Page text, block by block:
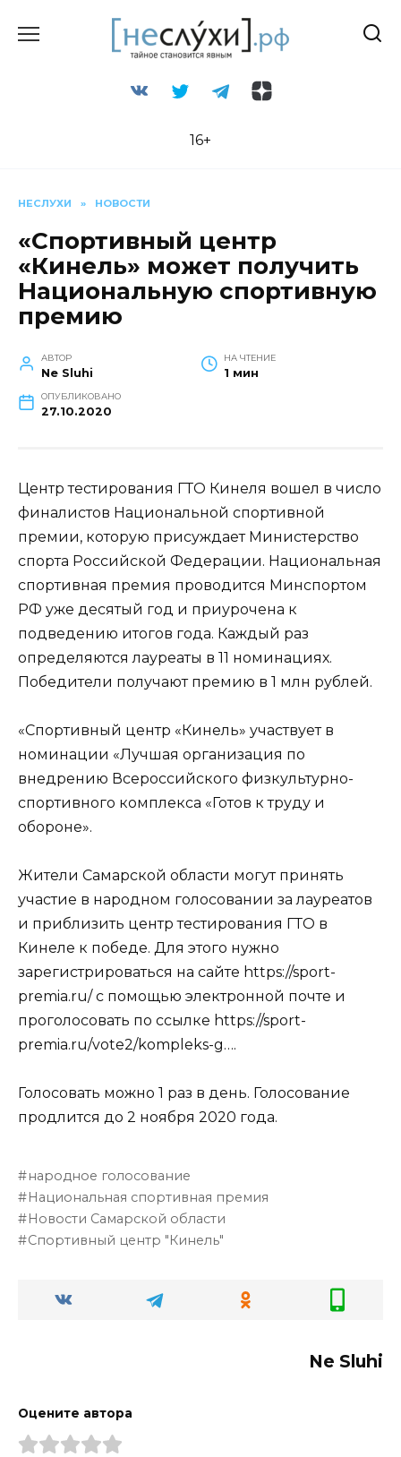
16+
НЕСЛУХИ » НОВОСТИ
«Спортивный центр
«Кинель» может получить
Национальную спортивную
премию
АВТОР
Ne Sluhi
НА ЧТЕНИЕ
1 мин
ОПУБЛИКОВАНО
27.10.2020
Центр тестирования ГТО Кинеля вошел в число
финалистов Национальной спортивной
премии, которую присуждает Министерство
спорта Российской Федерации. Национальная
спортивная премия проводится Минспортом
РФ уже десятый год и приурочена к
подведению итогов года. Каждый раз
определяются лауреаты в 11 номинациях.
Победители получают премию в 1 млн рублей.
«Спортивный центр «Кинель» участвует в
номинации «Лучшая организация по
внедрению Всероссийского физкультурно-
спортивного комплекса «Готов к труду и
обороне».
Жители Самарской области могут принять
участие в народном голосовании за лауреатов
и приблизить центр тестирования ГТО в
Кинеле к победе. Для этого нужно
зарегистрироваться на сайте https://sport-
premia.ru/ с помощью электронной почте и
проголосовать по ссылке https://sport-
premia.ru/vote2/kompleks-g….
Голосовать можно 1 раз в день. Голосование
продлится до 2 ноября 2020 года.
народное голосование
Национальная спортивная премия
Новости Самарской области
Спортивный центр "Кинель"
Ne Sluhi
Оцените автора